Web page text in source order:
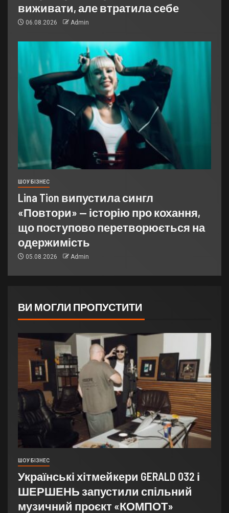
виживати, але втратила себе
06.08.2026 Admin
ШОУ БІЗНЕС
Lina Tion випустила сингл
«Повтори» — історію про кохання,
що поступово перетворюється на
одержимість
05.08.2026 Admin
ВИ МОГЛИ ПРОПУСТИТИ
ШОУ БІЗНЕС
Українські хітмейкери GERALD 032 і
ШЕРШЕНЬ запустили спільний
музичний проєкт «КОМПОТ»